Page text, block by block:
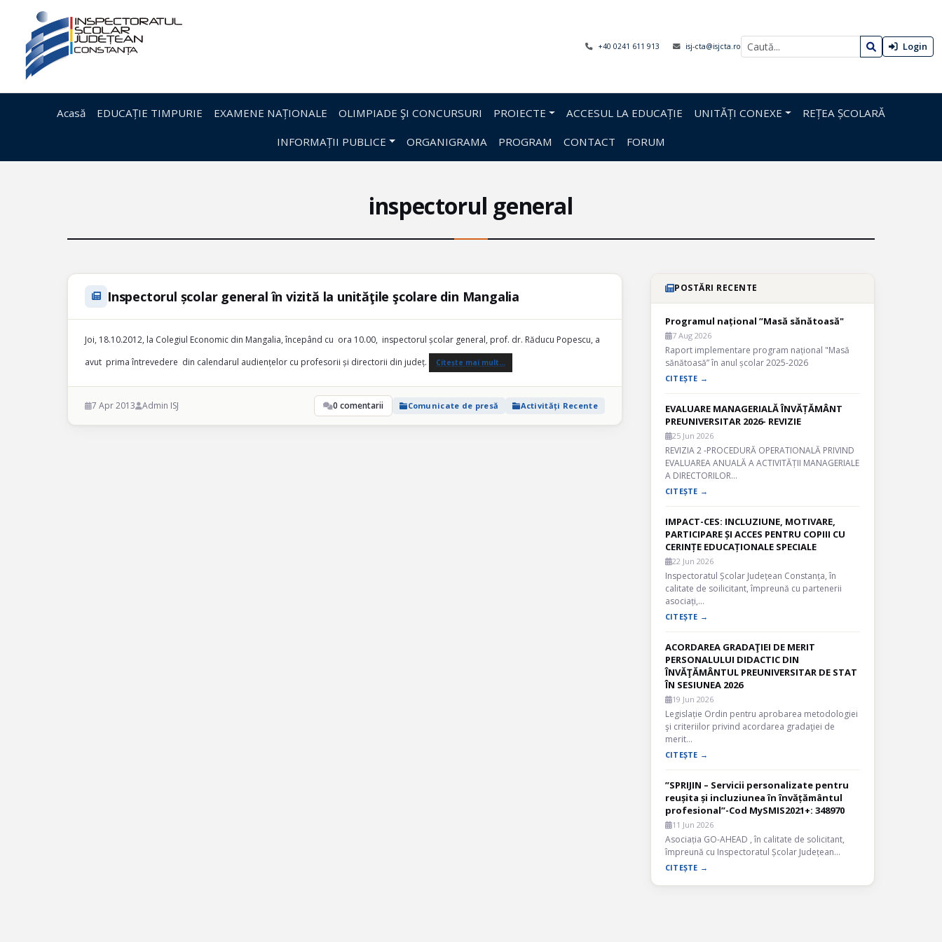
+40 0241 611 913 isj-cta@isjcta.ro Login
Acasă EDUCAȚIE TIMPURIE EXAMENE NAȚIONALE OLIMPIADE ŞI CONCURSURI PROIECTE ACCESUL LA EDUCAȚIE UNITĂȚI CONEXE REȚEA ȘCOLARĂ
INFORMAȚII PUBLICE ORGANIGRAMA PROGRAM CONTACT FORUM
inspectorul general
Inspectorul școlar general în vizită la unităţile şcolare din Mangalia
Joi, 18.10.2012, la Colegiul Economic din Mangalia, începând cu ora 10.00, inspectorul școlar general, prof. dr. Răducu Popescu, a
avut prima întrevedere din calendarul audiențelor cu profesorii și directorii din județ.
Citește mai mult…
7 Apr 2013 Admin ISJ 0 comentarii Comunicate de presă Activități Recente
POSTĂRI RECENTE
Programul național ”Masă sănătoasă"
7 Aug 2026
Raport implementare program național "Masă
sănătoasă” în anul școlar 2025-2026
CITEȘTE →
EVALUARE MANAGERIALĂ ÎNVĂȚĂMÂNT
PREUNIVERSITAR 2026- REVIZIE
25 Jun 2026
REVIZIA 2 -PROCEDURĂ OPERATIONALĂ PRIVIND
EVALUAREA ANUALĂ A ACTIVITĂȚII MANAGERIALE
A DIRECTORILOR…
CITEȘTE →
IMPACT-CES: INCLUZIUNE, MOTIVARE,
PARTICIPARE ȘI ACCES PENTRU COPIII CU
CERINȚE EDUCAȚIONALE SPECIALE
22 Jun 2026
Inspectoratul Școlar Județean Constanța, în
calitate de soilicitant, împreună cu partenerii
asociați,…
CITEȘTE →
ACORDAREA GRADAŢIEI DE MERIT
PERSONALULUI DIDACTIC DIN
ÎNVĂŢĂMÂNTUL PREUNIVERSITAR DE STAT
ÎN SESIUNEA 2026
19 Jun 2026
Legislație Ordin pentru aprobarea metodologiei
şi criteriilor privind acordarea gradaţiei de
merit…
CITEȘTE →
”SPRIJIN – Servicii personalizate pentru
reușita și incluziunea în învățământul
profesional”-Cod MySMIS2021+: 348970
11 Jun 2026
Asociația GO-AHEAD , în calitate de solicitant,
împreună cu Inspectoratul Școlar Județean…
CITEȘTE →